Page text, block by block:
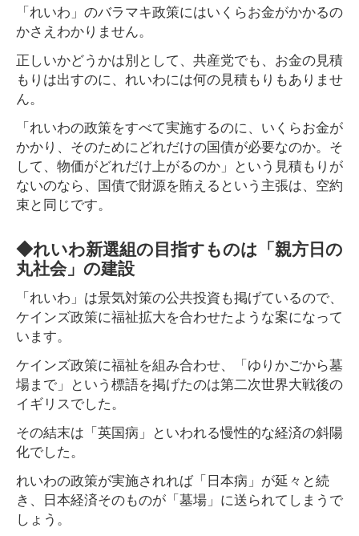
「れいわ」のバラマキ政策にはいくらお金がかかるの
かさえわかりません。
正しいかどうかは別として、共産党でも、お金の見積
もりは出すのに、れいわには何の見積もりもありませ
ん。
「れいわの政策をすべて実施するのに、いくらお金が
かかり、そのためにどれだけの国債が必要なのか。そ
して、物価がどれだけ上がるのか」という見積もりが
ないのなら、国債で財源を賄えるという主張は、空約
束と同じです。
◆れいわ新選組の目指すものは「親方日の
丸社会」の建設
「れいわ」は景気対策の公共投資も掲げているので、
ケインズ政策に福祉拡大を合わせたような案になって
います。
ケインズ政策に福祉を組み合わせ、「ゆりかごから墓
場まで」という標語を掲げたのは第二次世界大戦後の
イギリスでした。
その結末は「英国病」といわれる慢性的な経済の斜陽
化でした。
れいわの政策が実施されれば「日本病」が延々と続
き、日本経済そのものが「墓場」に送られてしまうで
しょう。